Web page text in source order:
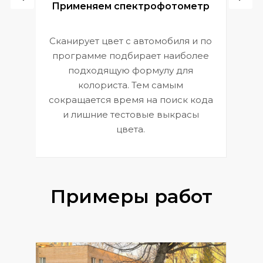
Применяем спектрофотометр
Сканирует цвет с автомобиля и по
программе подбирает наиболее
подходящую формулу для
колориста. Тем самым
сокращается время на поиск кода
и лишние тестовые выкрасы
цвета.
Примеры работ